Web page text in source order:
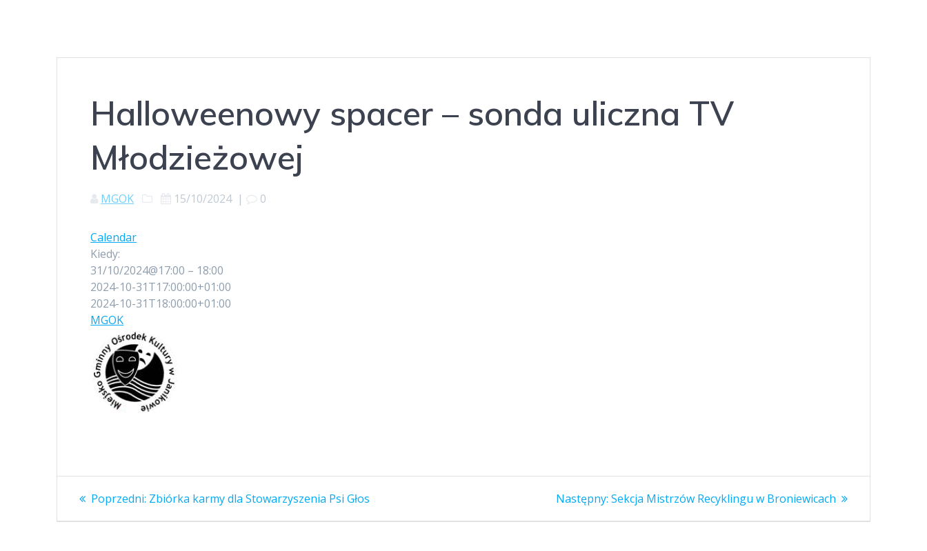
Halloweenowy spacer – sonda uliczna TV
Młodzieżowej
MGOK 15/10/2024| 0
Calendar
Kiedy:
31/10/2024@17:00 – 18:00
2024-10-31T17:00:00+01:00
2024-10-31T18:00:00+01:00
MGOK
Nawigacja
wpisu
Poprzedni: Poprzedni
Zbiórka karmy dla Stowarzyszenia Psi Głos Następny: Następny
Sekcja Mistrzów Recyklingu w Broniewicach